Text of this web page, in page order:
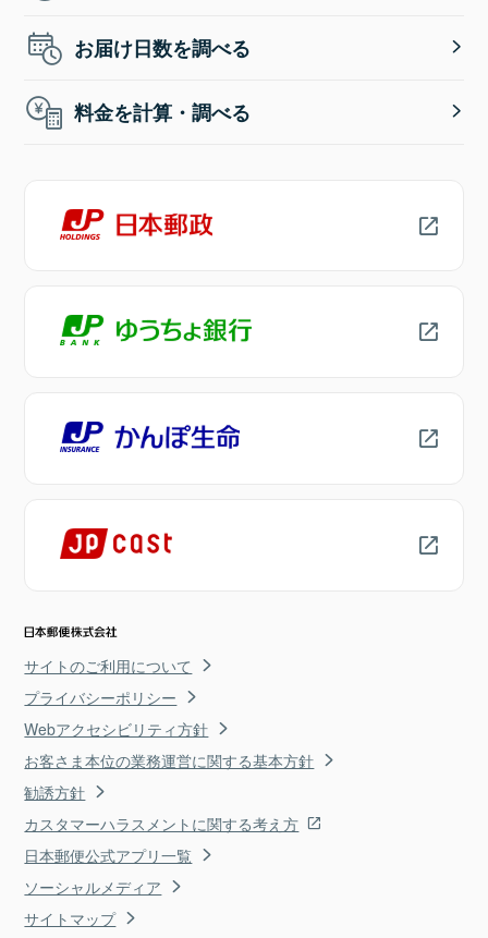
お届け日数を調べる
料金を計算・調べる
サイトのご利用について
プライバシーポリシー
Webアクセシビリティ方針
お客さま本位の業務運営に関する基本方針
勧誘方針
カスタマーハラスメントに関する考え方
日本郵便公式アプリ一覧
ソーシャルメディア
サイトマップ